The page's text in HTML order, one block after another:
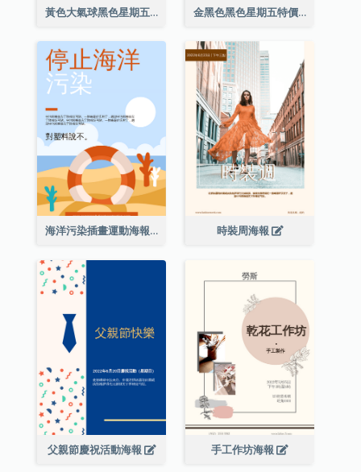
黃色大氣球黑色星期五特價海報 金黑色黑色星期五特價海報
海洋污染插畫運動海報 時裝周海報
父親節慶祝活動海報 手工作坊海報